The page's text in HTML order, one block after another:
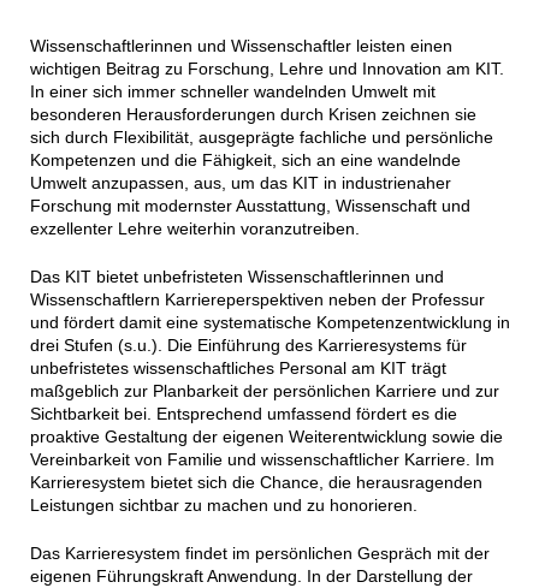
Wissenschaftlerinnen und Wissenschaftler leisten einen
wichtigen Beitrag zu Forschung, Lehre und Innovation am KIT.
In einer sich immer schneller wandelnden Umwelt mit
besonderen Herausforderungen durch Krisen zeichnen sie
sich durch Flexibilität, ausgeprägte fachliche und persönliche
Kompetenzen und die Fähigkeit, sich an eine wandelnde
Umwelt anzupassen, aus, um das KIT in industrienaher
Forschung mit modernster Ausstattung, Wissenschaft und
exzellenter Lehre weiterhin voranzutreiben.
Das KIT bietet unbefristeten Wissenschaftlerinnen und
Wissenschaftlern Karriereperspektiven neben der Professur
und fördert damit eine systematische Kompetenzentwicklung in
drei Stufen (s.u.). Die Einführung des Karrieresystems für
unbefristetes wissenschaftliches Personal am KIT trägt
maßgeblich zur Planbarkeit der persönlichen Karriere und zur
Sichtbarkeit bei. Entsprechend umfassend fördert es die
proaktive Gestaltung der eigenen Weiterentwicklung sowie die
Vereinbarkeit von Familie und wissenschaftlicher Karriere. Im
Karrieresystem bietet sich die Chance, die herausragenden
Leistungen sichtbar zu machen und zu honorieren.
Das Karrieresystem findet im persönlichen Gespräch mit der
eigenen Führungskraft Anwendung. In der Darstellung der